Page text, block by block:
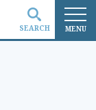
MENU
SEARCH